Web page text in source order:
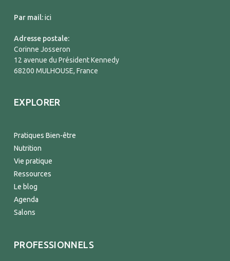
Par mail:ici
Adresse postale:
Corinne Josseron
12 avenue du Président Kennedy
68200 MULHOUSE, France
EXPLORER
Pratiques Bien-être
Nutrition
Vie pratique
Ressources
Le blog
Agenda
Salons
PROFESSIONNELS